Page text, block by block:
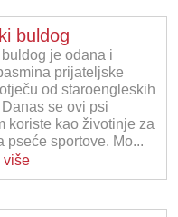
buldog
je odana i
prijateljske
od staroengleskih
se ovi psi
koriste kao životinje za
pseće sportove. Mo...
više